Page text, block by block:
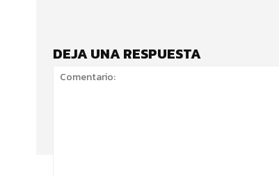
DEJA UNA RESPUESTA